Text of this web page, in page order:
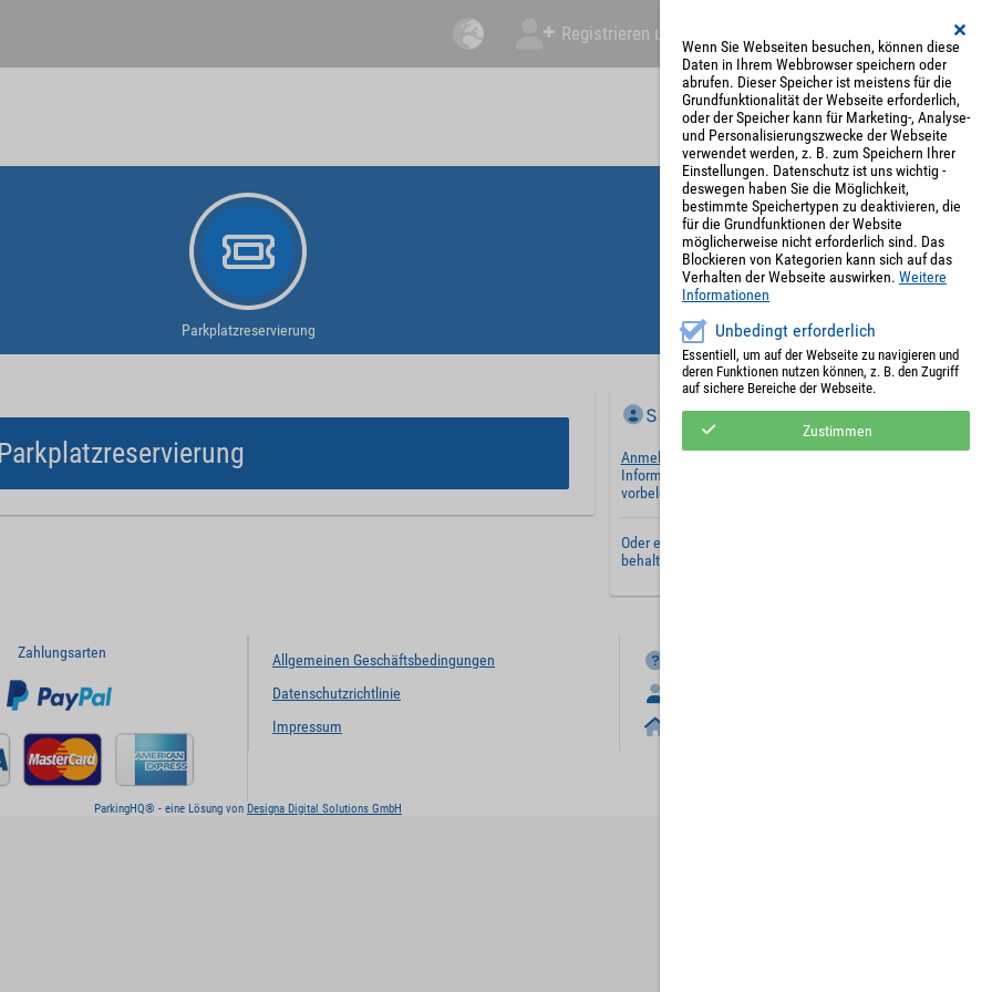
Registrieren und Angebot abgeben Mein Account
Parkplatzreservierung
Sie haben bereits ein Konto?
Anmelden
Informationen mit Ihren Standardwerten
vorbelegen.
Oder erstellen Sie ein
behalten Sie Ihre Einstellungen für später.
Zahlungsarten
Allgemeinen Geschäftsbedingungen
Datenschutzrichtlinie
Impressum
ParkingHQ® - eine Lösung von Designa Digital Solutions GmbH
Wenn Sie Webseiten besuchen, können diese
Daten in Ihrem Webbrowser speichern oder
abrufen. Dieser Speicher ist meistens für die
Grundfunktionalität der Webseite erforderlich,
oder der Speicher kann für Marketing-, Analyse-
und Personalisierungszwecke der Webseite
verwendet werden, z. B. zum Speichern Ihrer
Einstellungen. Datenschutz ist uns wichtig -
deswegen haben Sie die Möglichkeit,
bestimmte Speichertypen zu deaktivieren, die
für die Grundfunktionen der Website
möglicherweise nicht erforderlich sind. Das
Blockieren von Kategorien kann sich auf das
Verhalten der Webseite auswirken. Weitere
Informationen
Unbedingt erforderlich
Essentiell, um auf der Webseite zu navigieren und
deren Funktionen nutzen können, z. B. den Zugriff
auf sichere Bereiche der Webseite.
Zustimmen